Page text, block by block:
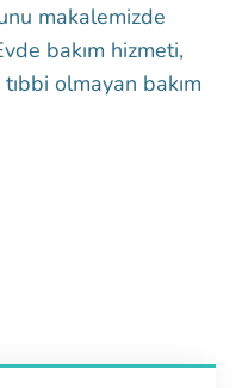
makalemizde
bakım hizmeti,
olmayan bakım